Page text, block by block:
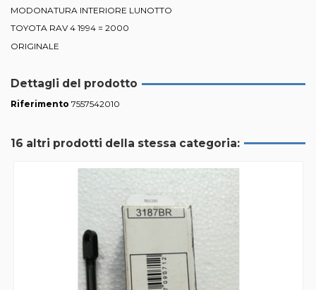
MODONATURA INTERIORE LUNOTTO
TOYOTA RAV 4 1994 = 2000
ORIGINALE
Dettagli del prodotto
Riferimento 7557542010
16 altri prodotti della stessa categoria: